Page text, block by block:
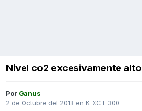
Nivel co2 excesivamente alto
Por Ganus
2 de Octubre del 2018 en K-XCT 300